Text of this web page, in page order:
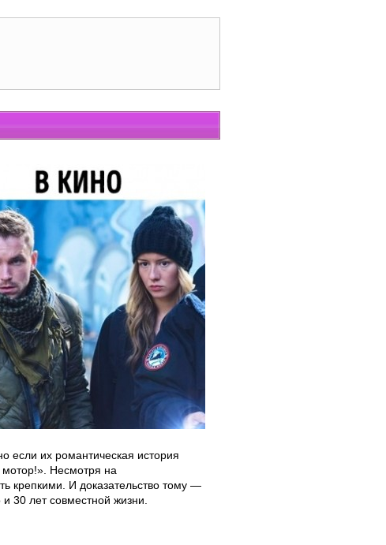
если их романтическая история
Несмотря на
крепкими. И доказательство тому —
30 лет совместной жизни.